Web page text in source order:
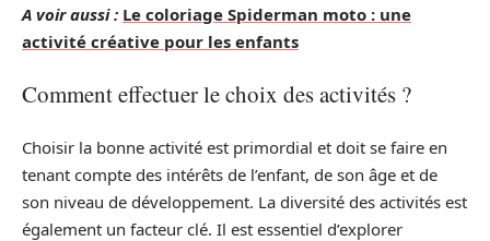
A voir aussi : Le coloriage Spiderman moto : une
activité créative pour les enfants
Comment effectuer le choix des activités ?
Choisir la bonne activité est primordial et doit se faire en
tenant compte des intérêts de l’enfant, de son âge et de
son niveau de développement. La diversité des activités est
également un facteur clé. Il est essentiel d’explorer